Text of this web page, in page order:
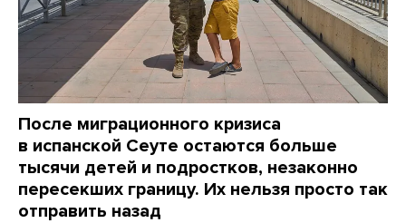
После миграционного кризиса
в испанской Сеуте остаются больше
тысячи детей и подростков, незаконно
пересекших границу. Их нельзя просто так
отправить назад